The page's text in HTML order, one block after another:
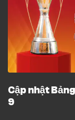
Cập nhật
9